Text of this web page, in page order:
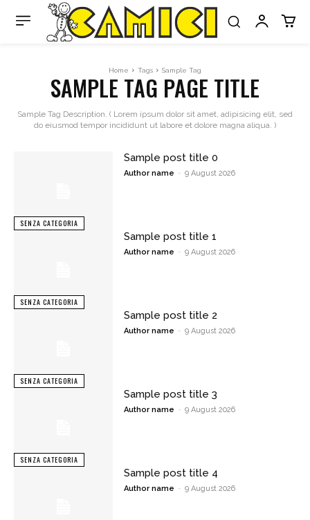
Home Tags Sample Tag
SAMPLE TAG PAGE TITLE
Sample Tag Description. ( Lorem ipsum dolor sit amet, adipisicing elit, sed
do eiusmod tempor incididunt ut labore et dolore magna aliqua. )
SENZA CATEGORIA
Sample post title 0
Author name - 9 August 2026
SENZA CATEGORIA
Sample post title 1
Author name - 9 August 2026
SENZA CATEGORIA
Sample post title 2
Author name - 9 August 2026
SENZA CATEGORIA
Sample post title 3
Author name - 9 August 2026
Sample post title 4
Author name - 9 August 2026